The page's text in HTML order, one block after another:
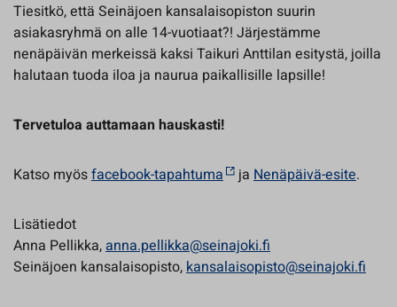
Tiesitkö, että Seinäjoen kansalaisopiston suurin
asiakasryhmä on alle 14-vuotiaat?! Järjestämme
nenäpäivän merkeissä kaksi Taikuri Anttilan esitystä, joilla
halutaan tuoda iloa ja naurua paikallisille lapsille!
Tervetuloa auttamaan hauskasti!
Katso myösfacebook-tapahtuma ja Nenäpäivä-esite.
Lisätiedot
Anna Pellikka,anna.pellikka@seinajoki.fi
Seinäjoen kansalaisopisto,kansalaisopisto@seinajoki.fi